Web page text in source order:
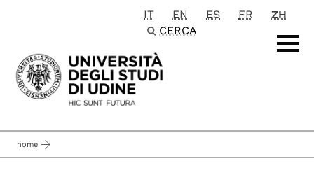
Passa al contenuto principale
IT EN ES FR
ZH
CERCA
home